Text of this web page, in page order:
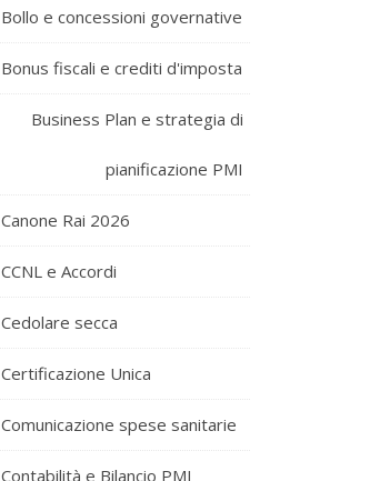
Bollo e concessioni governative
Bonus fiscali e crediti d'imposta
Business Plan e strategia di
pianificazione PMI
Canone Rai 2026
CCNL e Accordi
Cedolare secca
Certificazione Unica
Comunicazione spese sanitarie
Contabilità e Bilancio PMI